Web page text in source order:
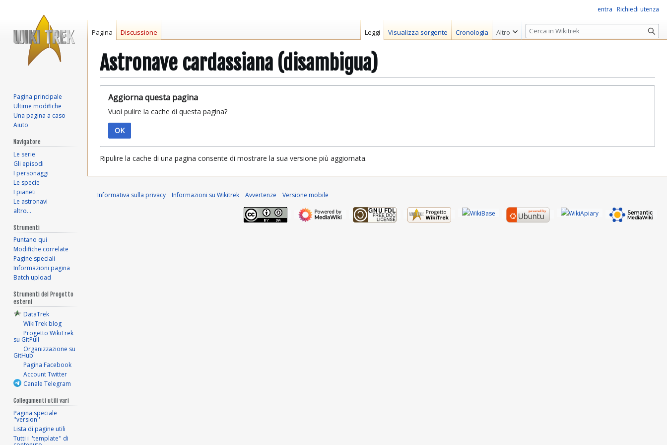
Astronave cardassiana (disambigua)
alla
navigazione
alla
ricerca
Aggiorna questa pagina
Vuoi pulire la cache di questa pagina?
OK
Ripulire la cache di una pagina consente di mostrare la sua versione più aggiornata.
entra Richiedi utenza
Pagina Discussione Leggi Visualizza sorgente Cronologia Altro
R
i
r
c
Pagina principale
Ultime modifiche
Una pagina a caso
Aiuto
Navigatore
Le serie
Gli episodi
I personaggi
Le specie
I pianeti
Le astronavi
altro…
Strumenti
Puntano qui
Modifiche correlate
Pagine speciali
Informazioni pagina
Batch upload
Strumenti del Progetto
esterni
DataTrek
WikiTrek blog
Progetto WikiTrek
su GitPull
Organizzazione su
GitHub
Pagina Facebook
Account Twitter
Canale Telegram
Collegamenti utili vari
Pagina speciale
''version''
Lista di pagine utili
Tutti i ''template'' di
Informativa sulla privacy Informazioni su Wikitrek Avvertenze Versione mobile